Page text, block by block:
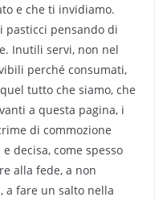
e che ti invidiamo.
pasticci pensando di
Inutili servi, non nel
perché consumati,
tutto che siamo, che
a questa pagina, i
di commozione
decisa, come spesso
alla fede, a non
a fare un salto nella